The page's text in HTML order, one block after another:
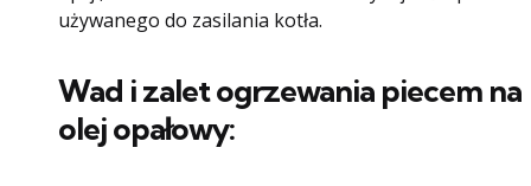
używanego do zasilania kotła.
Wad i zalet ogrzewania piecem na
olej opałowy: